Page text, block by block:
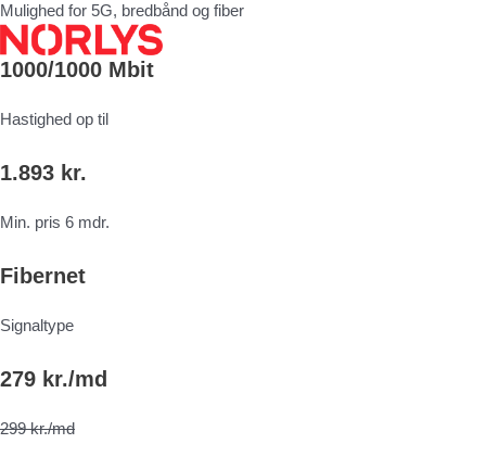
Mulighed for 5G, bredbånd og fiber
1000/1000 Mbit
Hastighed op til
1.893 kr.
Min. pris 6 mdr.
Fibernet
Signaltype
279 kr./md
299 kr./md